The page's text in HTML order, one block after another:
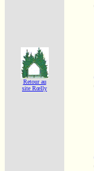
Retour au
site Rœlly